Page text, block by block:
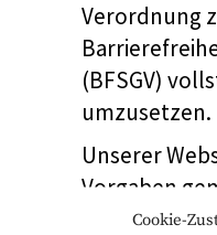
Cookie-
Verordnung
(BFSGV)
umzusetzen.
Unserer
Vorgaben
Content